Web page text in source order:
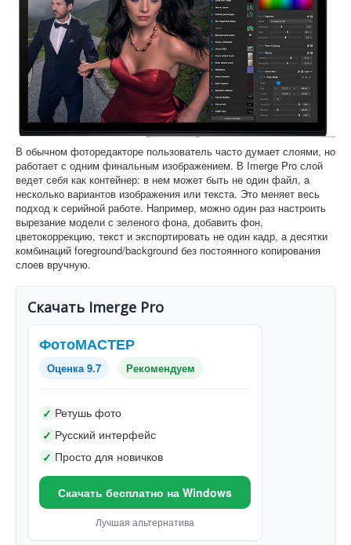
В обычном фоторедакторе пользователь часто думает слоями, но
работает с одним финальным изображением. В Imerge Pro слой
ведет себя как контейнер: в нем может быть не один файл, а
несколько вариантов изображения или текста. Это меняет весь
подход к серийной работе. Например, можно один раз настроить
вырезание модели с зеленого фона, добавить фон,
цветокоррекцию, текст и экспортировать не один кадр, а десятки
комбинаций foreground/background без постоянного копирования
слоев вручную.
Скачать Imerge Pro
ФотоМАСТЕР
Оценка 9.7 Рекомендуем
✓ Ретушь фото
✓ Русский интерфейс
✓ Просто для новичков
Скачать бесплатно на Windows
Лучшая альтернатива